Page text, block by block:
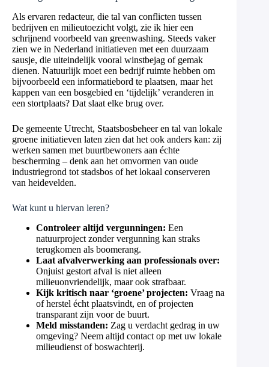
Als ervaren redacteur, die tal van conflicten tussen
bedrijven en milieutoezicht volgt, zie ik hier een
schrijnend voorbeeld van greenwashing. Steeds vaker
zien we in Nederland initiatieven met een duurzaam
sausje, die uiteindelijk vooral winstbejag of gemak
dienen. Natuurlijk moet een bedrijf ruimte hebben om
bijvoorbeeld een informatiebord te plaatsen, maar het
kappen van een bosgebied en ‘tijdelijk’ veranderen in
een stortplaats? Dat slaat elke brug over.
De gemeente Utrecht, Staatsbosbeheer en tal van lokale
groene initiatieven laten zien dat het ook anders kan: zij
werken samen met buurtbewoners aan échte
bescherming – denk aan het omvormen van oude
industriegrond tot stadsbos of het lokaal conserveren
van heidevelden.
Wat kunt u hiervan leren?
Controleer altijd vergunningen: Een
natuurproject zonder vergunning kan straks
terugkomen als boomerang.
Laat afvalverwerking aan professionals over:
Onjuist gestort afval is niet alleen
milieuonvriendelijk, maar ook strafbaar.
Kijk kritisch naar ‘groene’ projecten: Vraag na
of herstel écht plaatsvindt, en of projecten
transparant zijn voor de buurt.
Meld misstanden: Zag u verdacht gedrag in uw
omgeving? Neem altijd contact op met uw lokale
milieudienst of boswachterij.